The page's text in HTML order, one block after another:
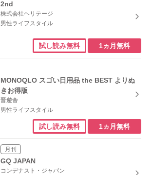
2nd
株式会社ヘリテージ
男性ライフスタイル
試し読み無料 1ヵ月無料
MONOQLO スゴい日用品 the BEST よりぬ
きお得版
晋遊舎
男性ライフスタイル
試し読み無料 1ヵ月無料
月刊
GQ JAPAN
コンデナスト・ジャパン